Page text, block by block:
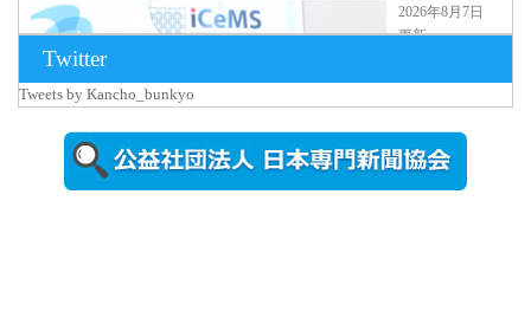
2026年8月7日
更新
iCeMS等を
視察した松
本文部科学
大...
Twitter
Tweets by Kancho_bunkyo